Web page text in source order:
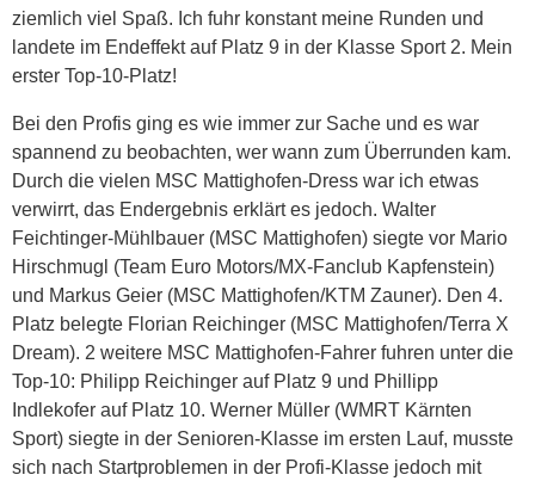
ziemlich viel Spaß. Ich fuhr konstant meine Runden und
landete im Endeffekt auf Platz 9 in der Klasse Sport 2. Mein
erster Top-10-Platz!
Bei den Profis ging es wie immer zur Sache und es war
spannend zu beobachten, wer wann zum Überrunden kam.
Durch die vielen MSC Mattighofen-Dress war ich etwas
verwirrt, das Endergebnis erklärt es jedoch. Walter
Feichtinger-Mühlbauer (MSC Mattighofen) siegte vor Mario
Hirschmugl (Team Euro Motors/MX-Fanclub Kapfenstein)
und Markus Geier (MSC Mattighofen/KTM Zauner). Den 4.
Platz belegte Florian Reichinger (MSC Mattighofen/Terra X
Dream). 2 weitere MSC Mattighofen-Fahrer fuhren unter die
Top-10: Philipp Reichinger auf Platz 9 und Phillipp
Indlekofer auf Platz 10. Werner Müller (WMRT Kärnten
Sport) siegte in der Senioren-Klasse im ersten Lauf, musste
sich nach Startproblemen in der Profi-Klasse jedoch mit